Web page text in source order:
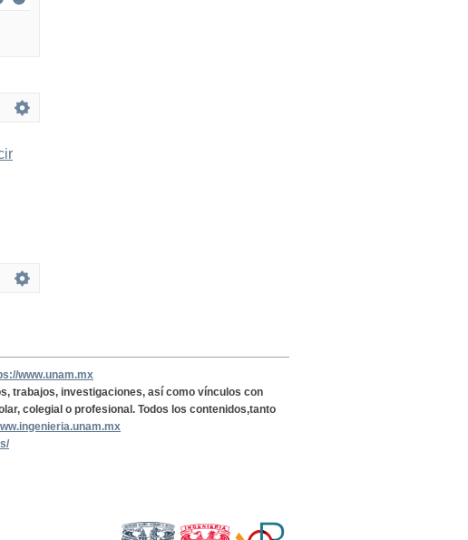
www.unam.mx
trabajos, investigaciones, así como vínculos con
colegial o profesional. Todos los contenidos,tanto